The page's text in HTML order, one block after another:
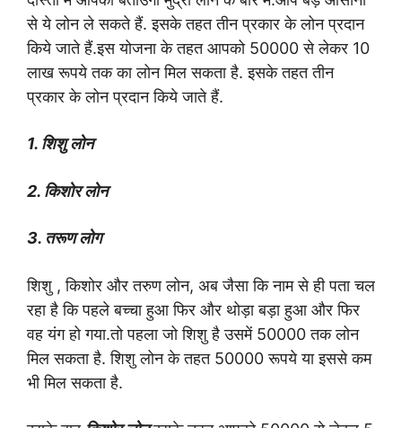
से ये लोन ले सकते हैं. इसके तहत तीन प्रकार के लोन प्रदान
किये जाते हैं.इस योजना के तहत आपको 50000 से लेकर 10
लाख रूपये तक का लोन मिल सकता है.इसके तहत तीन
प्रकार के लोन प्रदान किये जाते हैं.
1. शिशु लोन
2. किशोर लोन
3. तरूण लोग
शिशु , किशोर और तरुण लोन, अब जैसा कि नाम से ही पता चल
रहा है कि पहले बच्चा हुआ फिर और थोड़ा बड़ा हुआ और फिर
वह यंग हो गया.तो पहला जो शिशु है उसमें 50000 तक लोन
मिल सकता है. शिशु लोन के तहत 50000 रूपये या इससे कम
भी मिल सकता है.